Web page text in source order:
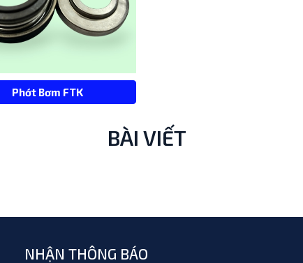
Phớt Bơm FTK
BÀI VIẾT
NHẬN THÔNG BÁO